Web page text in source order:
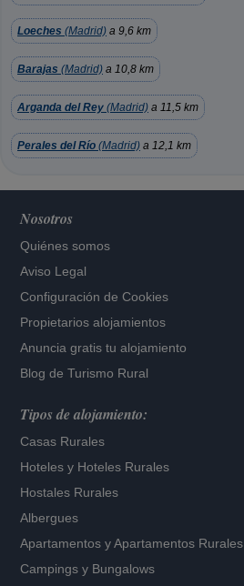
Loeches (Madrid) a 9,6 km
Barajas (Madrid) a 10,8 km
Arganda del Rey (Madrid) a 11,5 km
Perales del Río (Madrid) a 12,1 km
Nosotros
Quiénes somos
Aviso Legal
Configuración de Cookies
Propietarios alojamientos
Anuncia gratis tu alojamiento
Blog de Turismo Rural
Tipos de alojamiento:
Casas Rurales
Hoteles y Hoteles Rurales
Hostales Rurales
Albergues
Apartamentos yApartamentos Rurales
Campings y Bungalows